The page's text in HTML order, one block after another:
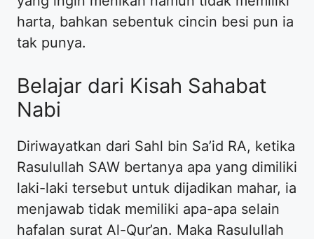
harta, bahkan sebentuk cincin besi pun ia
tak punya.
​Belajar dari Kisah Sahabat
Nabi
​Diriwayatkan dari Sahl bin Sa’id RA, ketika
Rasulullah SAW bertanya apa yang dimiliki
laki-laki tersebut untuk dijadikan mahar, ia
menjawab tidak memiliki apa-apa selain
hafalan surat Al-Qur’an. Maka Rasulullah